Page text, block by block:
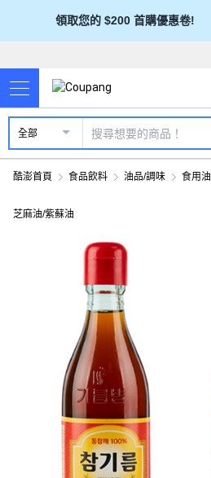
領取您的 $200 首購優惠卷!
全部
酷澎首頁 食品飲料 油品/調味 食用油
芝麻油/紫蘇油